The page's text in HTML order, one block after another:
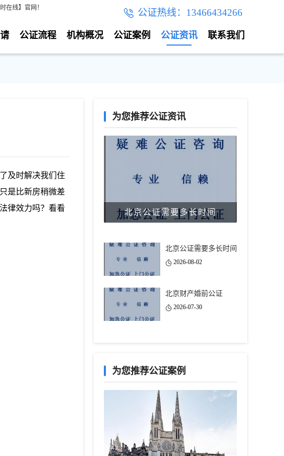
在线】官网！ 公证热线：13466434266
联系我们
公证资讯
公证案例
机构概况
公证流程
及时解决我们住
是比新房稍微差
律效力吗？看看
为您推荐公证资讯
北京公证需要多长时间
北京公证需要多长时间
2026-08-02
北京财产婚前公证
2026-07-30
为您推荐公证案例